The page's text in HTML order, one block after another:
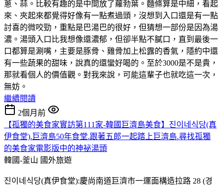
蔥、蒜。比較有趣的是中間放了蘿勃葉。麵條算是中細，看起
來、夾起來都覺得好像有一點煮過頭，沒想到入口還是有一點
討喜的微咬勁，重點是巴湯巴的很好，但猜想一部份是因為湯
濃。湯頭入口比我想像還濃郁，但卻半點不膩口，直到最後一
口都算是涮嘴，主要是豚骨、雞骨加上松露的香氣，隱約中還
有一些蔬果的甜味，說真的還蠻好喝的。至於3000是不是貴，
那就看個人的價值觀。對我來說，可能這輩子也就吃這一次，
無妨。
繼續閱讀
2個月前
【孤獨的美食家實訪第111家-韓國巨濟島美食】진이네식당(真
伊食堂).巨濟島50年食堂.跟著五郎一起踏上巨濟島.尋找孤獨
的美食家電影版中的神祕湯頭
韓國-釜山 國外旅遊
진이네식당(真伊食堂):慶尚南道巨濟市一運面構造拉路 28 (경